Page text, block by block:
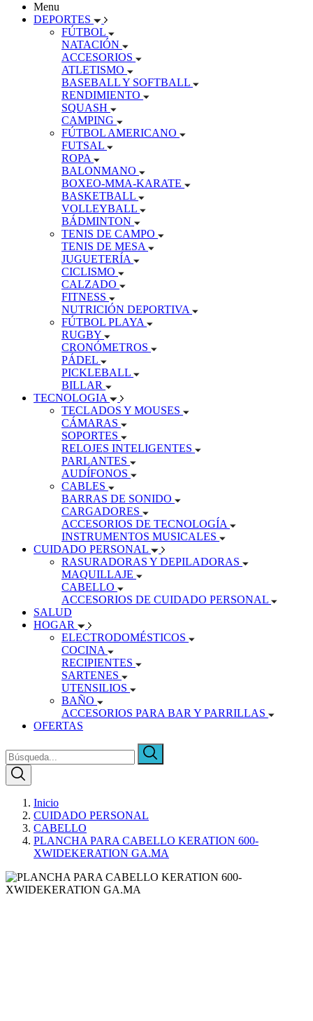
Menu
DEPORTES
FÚTBOL
NATACIÓN
ACCESORIOS
ATLETISMO
BASEBALL Y SOFTBALL
RENDIMIENTO
SQUASH
CAMPING
FÚTBOL AMERICANO
FUTSAL
ROPA
BALONMANO
BOXEO-MMA-KARATE
BASKETBALL
VOLLEYBALL
BÁDMINTON
TENIS DE CAMPO
TENIS DE MESA
JUGUETERÍA
CICLISMO
CALZADO
FITNESS
NUTRICIÓN DEPORTIVA
FÚTBOL PLAYA
RUGBY
CRONÓMETROS
PÁDEL
PICKLEBALL
BILLAR
TECNOLOGIA
TECLADOS Y MOUSES
CÁMARAS
SOPORTES
RELOJES INTELIGENTES
PARLANTES
AUDÍFONOS
CABLES
BARRAS DE SONIDO
CARGADORES
ACCESORIOS DE TECNOLOGÍA
INSTRUMENTOS MUSICALES
CUIDADO PERSONAL
RASURADORAS Y DEPILADORAS
MAQUILLAJE
CABELLO
ACCESORIOS DE CUIDADO PERSONAL
SALUD
HOGAR
ELECTRODOMÉSTICOS
COCINA
RECIPIENTES
SARTENES
UTENSILIOS
BAÑO
ACCESORIOS PARA BAR Y PARRILLAS
OFERTAS
Inicio
CUIDADO PERSONAL
CABELLO
PLANCHA PARA CABELLO KERATION 600-
XWIDEKERATION GA.MA